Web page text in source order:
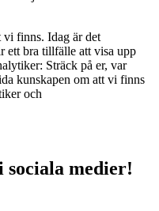
vi finns. Idag är det
ett bra tillfälle att visa upp
Sträck på er, var
kunskapen om att vi finns
och
medier!